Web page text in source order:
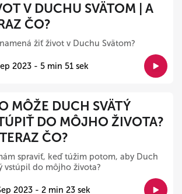
V DUCHU SVÄTOM | A
ČO?
žiť život v Duchu Svätom?
2023 - 5 min 51 sek
MÔŽE DUCH SVÄTÝ
DO MÔJHO ŽIVOTA?
TERAZ ČO?
spraviť, keď túžim potom, aby Duch
vstúpil do môjho života?
2023 - 2 min 23 sek